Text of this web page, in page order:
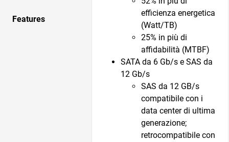
Features
efficienza energetica
(Watt/TB)
25% in più di
affidabilità (MTBF)
SATA da 6 Gb/s e SAS da
12 Gb/s
SAS da 12 GB/s
compatibile con i
data center di ultima
generazione;
retrocompatibile con